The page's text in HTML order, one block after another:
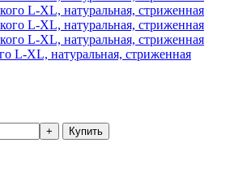
L-XL, натуральная, стриженная
Купить